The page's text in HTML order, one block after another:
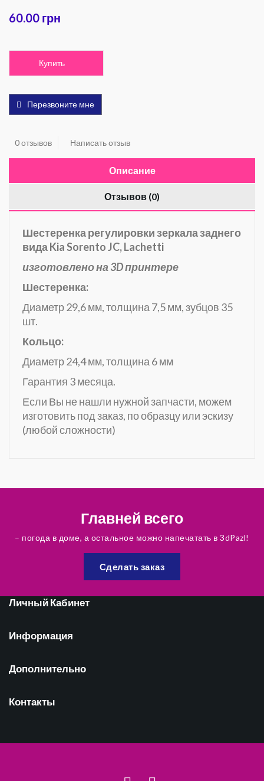
60.00 грн
Купить
Перезвоните мне
0 отзывов Написать отзыв
Описание
Отзывов (0)
Шестеренка регулировки зеркала заднего
вида Kia Sorento JC, Lachetti
изготовлено на 3D принтере
Шестеренка:
Диаметр 29,6 мм, толщина 7,5 мм, зубцов 35
шт.
Кольцо:
Диаметр 24,4 мм, толщина 6 мм
Гарантия 3 месяца.
Если Вы не нашли нужной запчасти, можем
изготовить под заказ, по образцу или эскизу
(любой сложности)
Главней всего
– погода в доме, а остальное можно напечатать в 3dPazl!
Сделать заказ
Личный Кабинет
Информация
Дополнительно
Контакты